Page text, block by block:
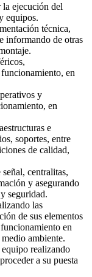
la ejecución del
equipos.
técnica,
informando de otras
en
y
en
e
soportes, entre
de calidad,
centralitas,
y asegurando
seguridad.
las
de sus elementos
en
ambiente.
realizando
a su puesta